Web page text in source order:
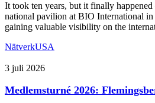
It took ten years, but it finally happened
national pavilion at BIO International in
gaining valuable visibility on the
NätverkUSA
3 juli 2026
Medlemsturné 2026: